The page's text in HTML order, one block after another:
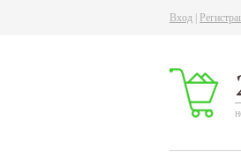
Вход